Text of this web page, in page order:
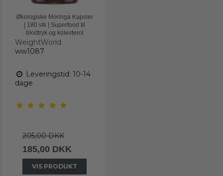
Økologiske Moringa Kapsler
| 180 stk | Superfood til
blodtryk og kolesterol
WeightWorld
ww1087
Leveringstid: 10-14
dage
205,00 DKK
185,00 DKK
VIS PRODUKT